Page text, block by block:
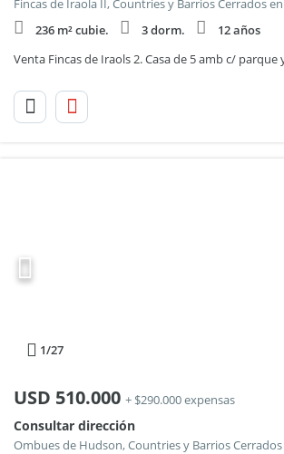
236 m² cubie.
3 dorm.
12 años
Venta Fincas de Iraols 2. Casa de 5 amb c/ parque
1/27
USD 510.000 + $290.000 expensas
Consultar dirección